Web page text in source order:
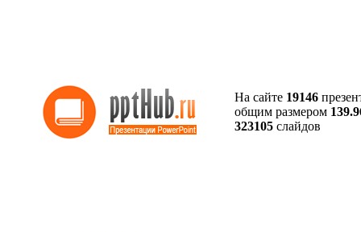
На сайте 19146
общим размером
323105 слайдов